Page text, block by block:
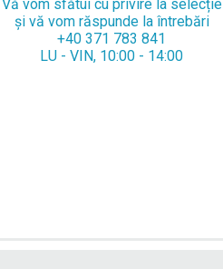
Vă vom sfătui cu privire la selecție
și vă vom răspunde la întrebări
+40 371 783 841
LU - VIN, 10:00 - 14:00